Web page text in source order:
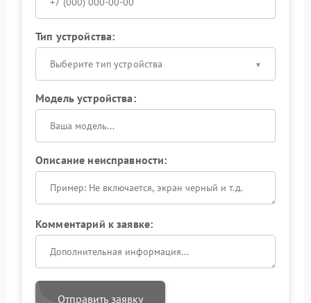
Тип устройства:
Выберите тип устройства
Модель устройства:
Описание неисправности:
Комментарий к заявке:
Отправить заявку